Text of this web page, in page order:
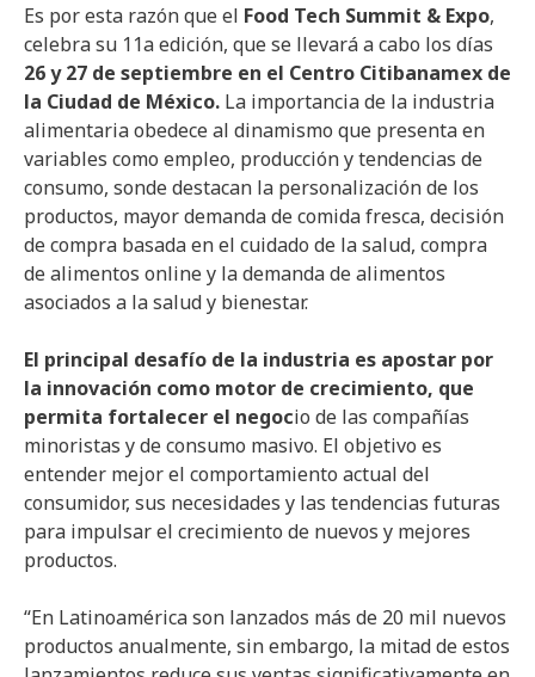
Es por esta razón que el Food Tech Summit & Expo,
celebra su 11a edición, que se llevará a cabo los días
26 y 27 de septiembre en el Centro Citibanamex de
la Ciudad de México. La importancia de la industria
alimentaria obedece al dinamismo que presenta en
variables como empleo, producción y tendencias de
consumo, sonde destacan la personalización de los
productos, mayor demanda de comida fresca, decisión
de compra basada en el cuidado de la salud, compra
de alimentos online y la demanda de alimentos
asociados a la salud y bienestar.
El principal desafío de la industria es apostar por
la innovación como motor de crecimiento, que
permita fortalecer el negocio de las compañías
minoristas y de consumo masivo. El objetivo es
entender mejor el comportamiento actual del
consumidor, sus necesidades y las tendencias futuras
para impulsar el crecimiento de nuevos y mejores
productos.
“En Latinoamérica son lanzados más de 20 mil nuevos
productos anualmente, sin embargo, la mitad de estos